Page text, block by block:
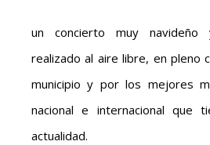
un concierto muy navideño
realizado al aire libre, en pleno
municipio y por los mejores
nacional e internacional que
actualidad.